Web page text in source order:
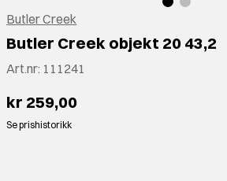
Butler Creek
Butler Creek objekt 20 43,2
Art.nr: 111241
kr 259,00
Se prishistorikk